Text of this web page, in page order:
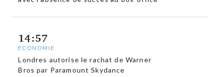
14:57
ECONOMIE
Londres autorise le rachat de Warner
Bros par Paramount Skydance